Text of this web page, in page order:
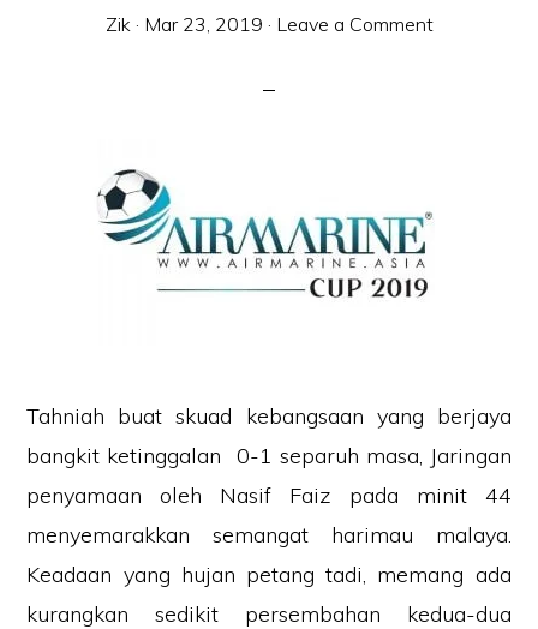
Zik· Mar 23, 2019 · Leave a Comment
Tahniah buat skuad kebangsaan yang berjaya
bangkit ketinggalan 0-1 separuh masa, Jaringan
penyamaan oleh Nasif Faiz pada minit 44
menyemarakkan semangat harimau malaya.
Keadaan yang hujan petang tadi, memang ada
kurangkan sedikit persembahan kedua-dua